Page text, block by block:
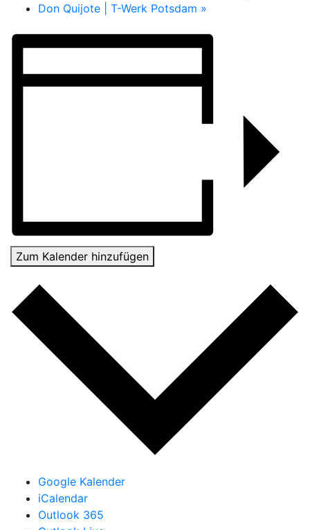
Don Quijote | T-Werk Potsdam »
Zum Kalender hinzufügen
Google Kalender
iCalendar
Outlook 365